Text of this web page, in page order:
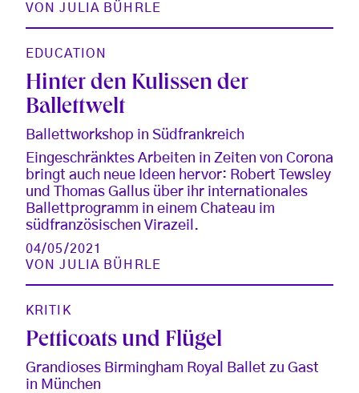
VONJULIA BÜHRLE
EDUCATION
Hinter den Kulissen der
Ballettwelt
Ballettworkshop in Südfrankreich
Eingeschränktes Arbeiten in Zeiten von Corona
bringt auch neue Ideen hervor: Robert Tewsley
und Thomas Gallus über ihr internationales
Ballettprogramm in einem Chateau im
südfranzösischen Virazeil.
04/05/2021
VONJULIA BÜHRLE
KRITIK
Petticoats und Flügel
Grandioses Birmingham Royal Ballet zu Gast
in München